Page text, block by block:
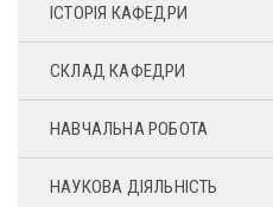
ІСТОРІЯ КАФЕДРИ
СКЛАД КАФЕДРИ
НАВЧАЛЬНА РОБОТА
НАУКОВА ДІЯЛЬНІСТЬ